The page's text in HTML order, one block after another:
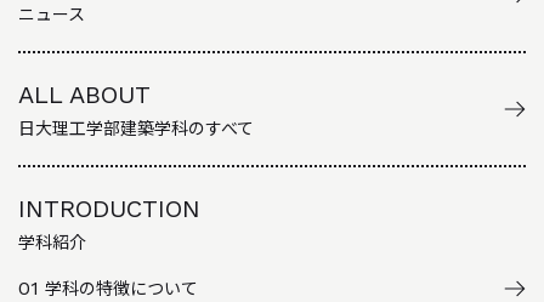
ニュース
ALL ABOUT
日大理工学部建築学科のすべて
INTRODUCTION
学科紹介
01 学科の特徴について